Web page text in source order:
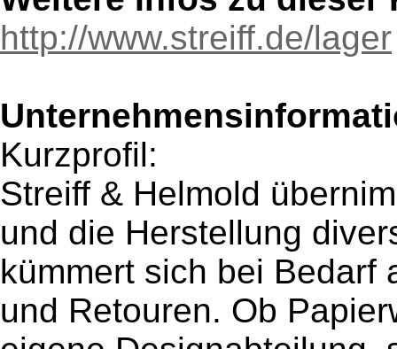
http://www.streiff.de/lager
Kurzprofil:
Streiff & Helmold
und die Herstellung
kümmert sich bei Bedarf
und Retouren. Ob